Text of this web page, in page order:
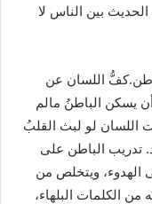
بين الناس لا
اللسان عن
يسكن الباطنُ مالم
اللسان لو لبث القلبُ
تدريب الباطن على
ويتخلص من
الكلمات البلهاء،